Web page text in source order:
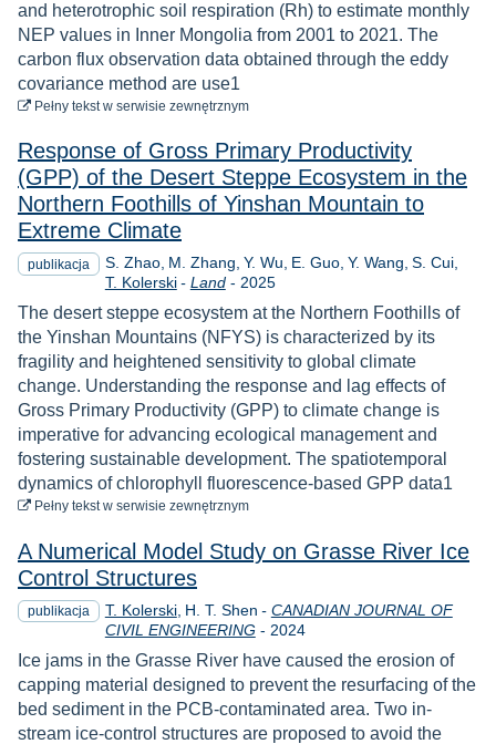
and heterotrophic soil respiration (Rh) to estimate monthly
NEP values in Inner Mongolia from 2001 to 2021. The
carbon flux observation data obtained through the eddy
covariance method are use1
Pełny tekstdo pobrania
w serwisie zewnętrznym
Response of Gross Primary Productivity
(GPP) of the Desert Steppe Ecosystem in the
Northern Foothills of Yinshan Mountain to
Extreme Climate
publikacja S. Zhao M. Zhang Y. Wu E. Guo Y. Wang S. Cui
T. Kolerski - Land- Rok
2025
The desert steppe ecosystem at the Northern Foothills of
the Yinshan Mountains (NFYS) is characterized by its
fragility and heightened sensitivity to global climate
change. Understanding the response and lag effects of
Gross Primary Productivity (GPP) to climate change is
imperative for advancing ecological management and
fostering sustainable development. The spatiotemporal
dynamics of chlorophyll fluorescence-based GPP data1
Pełny tekstdo pobrania
w serwisie zewnętrznym
A Numerical Model Study on Grasse River Ice
Control Structures
publikacja T. Kolerski H. T. Shen - CANADIAN JOURNAL OF
CIVIL ENGINEERING- Rok
2024
Ice jams in the Grasse River have caused the erosion of
capping material designed to prevent the resurfacing of the
bed sediment in the PCB-contaminated area. Two in-
stream ice-control structures are proposed to avoid the